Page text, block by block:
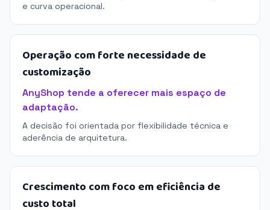
e curva operacional.
Operação com forte necessidade de
customização
AnyShop tende a oferecer mais espaço de
adaptação.
A decisão foi orientada por flexibilidade técnica e
aderência de arquitetura.
Crescimento com foco em eficiência de
custo total